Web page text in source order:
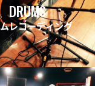
DRUMS
レコーディング